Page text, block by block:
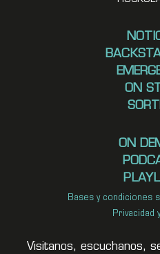
ON
ON
Bases y condiciones
Privacidad
Visitanos, escuchanos,